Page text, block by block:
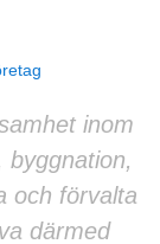
inom
byggnation,
och förvalta
därmed